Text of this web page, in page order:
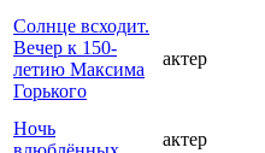
Солнце всходит.
Вечер к 150-
летию Максима
Горького
актер
Ночь
актер